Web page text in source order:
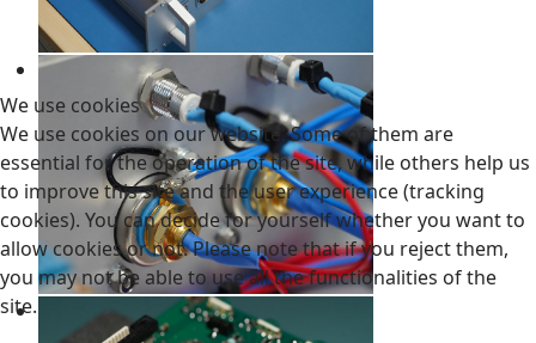
We use cookies
We use cookies on our website. Some of them are
essential for the operation of the site, while others help us
to improve this site and the user experience (tracking
cookies). You can decide for yourself whether you want to
allow cookies or not. Please note that if you reject them,
you may not be able to use all the functionalities of the
site.